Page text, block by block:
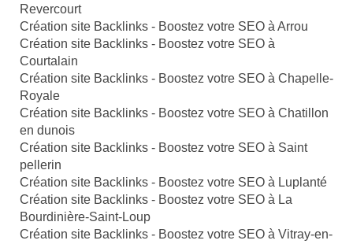
Revercourt
Création site Backlinks - Boostez votre SEO à Arrou
Création site Backlinks - Boostez votre SEO à
Courtalain
Création site Backlinks - Boostez votre SEO à Chapelle-
Royale
Création site Backlinks - Boostez votre SEO à Chatillon
en dunois
Création site Backlinks - Boostez votre SEO à Saint
pellerin
Création site Backlinks - Boostez votre SEO à Luplanté
Création site Backlinks - Boostez votre SEO à La
Bourdinière-Saint-Loup
Création site Backlinks - Boostez votre SEO à Vitray-en-